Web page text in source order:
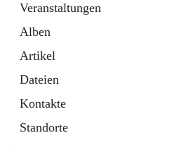
Veranstaltungen
Alben
Artikel
Dateien
Kontakte
Standorte